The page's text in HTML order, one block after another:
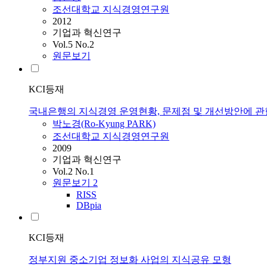
조선대학교 지식경영연구원
2012
기업과 혁신연구
Vol.5 No.2
원문보기
KCI등재
국내은행의 지식경영 운영현황, 문제점 및 개선방안에 관
박노경(Ro-Kyung PARK)
조선대학교 지식경영연구원
2009
기업과 혁신연구
Vol.2 No.1
원문보기 2
RISS
DBpia
KCI등재
정부지원 중소기업 정보화 사업의 지식공유 모형